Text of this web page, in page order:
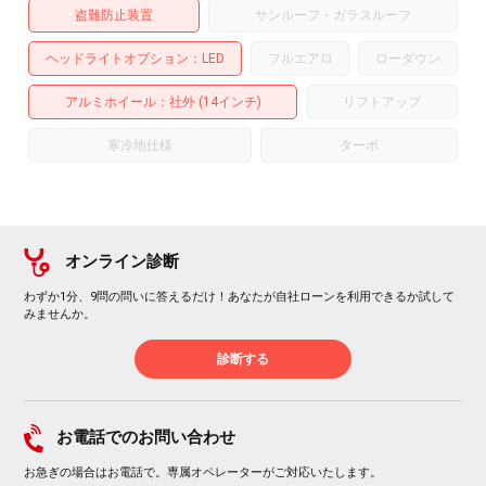
盗難防止装置 サンルーフ・ガラスルーフ
ヘッドライトオプション LED フルエアロ ローダウン
アルミホイール：社外 (14インチ) リフトアップ
寒冷地仕様 ターボ
オンライン診断
わずか1分、9問の問いに答えるだけ！あなたが自社ローンを利用できるか試して
みませんか。
診断する
お電話でのお問い合わせ
お急ぎの場合はお電話で。専属オペレーターがご対応いたします。